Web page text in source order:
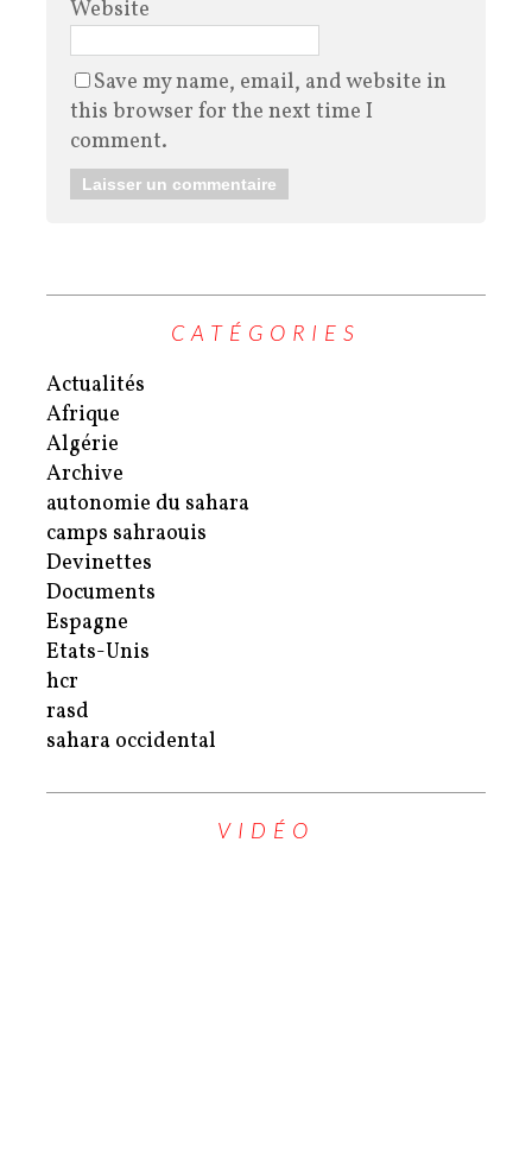
Website
Save my name, email, and website in
this browser for the next time I
comment.
CATÉGORIES
Actualités
Afrique
Algérie
Archive
autonomie du sahara
camps sahraouis
Devinettes
Documents
Espagne
Etats-Unis
hcr
rasd
sahara occidental
VIDÉO